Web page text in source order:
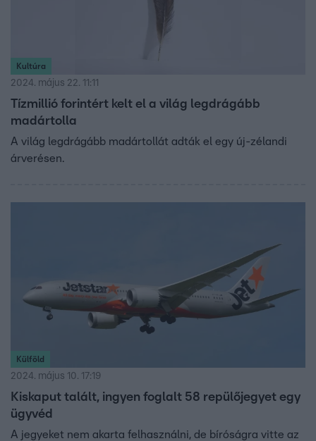
Kultúra
2024. május 22. 11:11
Tízmillió forintért kelt el a világ legdrágább
madártolla
A világ legdrágább madártollát adták el egy új-zélandi
árverésen.
Külföld
2024. május 10. 17:19
Kiskaput talált, ingyen foglalt 58 repülőjegyet egy
ügyvéd
A jegyeket nem akarta felhasználni, de bíróságra vitte az